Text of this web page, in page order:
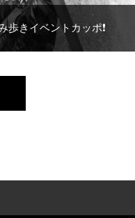
歩きイベントカッポ❗️